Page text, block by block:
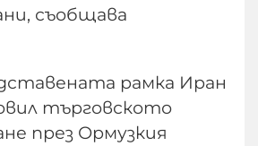
съобщава
рамка Иран
търговското
през Ормузкия